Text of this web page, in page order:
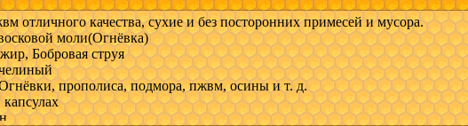
моли
отличного качества, сухие и без посторонних примесей и мусора.
моли(Огнёвка)
Бобровая струя
прополиса, подмора, пжвм, осины и т. д.